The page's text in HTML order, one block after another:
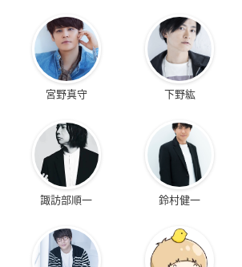
宮野真守 下野紘
諏訪部順一 鈴村健一